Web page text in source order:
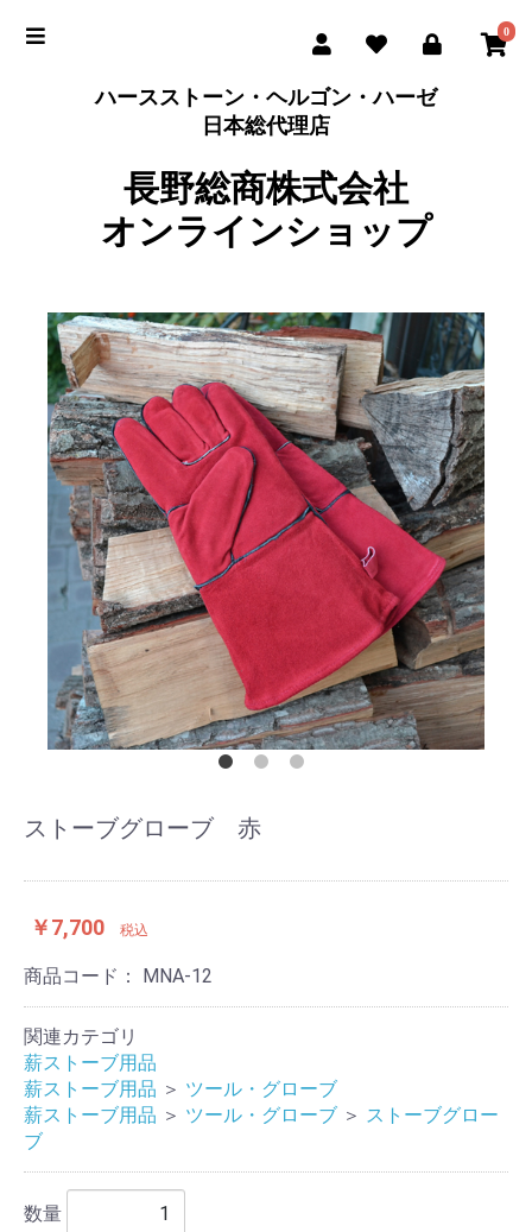
0
ハースストーン・ヘルゴン・ハーゼ
日本総代理店
長野総商株式会社
オンラインショップ
ストーブグローブ 赤
￥7,700 税込
商品コード： MNA-12
関連カテゴリ
薪ストーブ用品
薪ストーブ用品 ＞ ツール・グローブ
薪ストーブ用品 ＞ ツール・グローブ ＞ ストーブグロー
ブ
数量